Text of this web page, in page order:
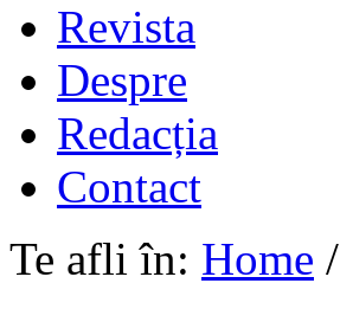
Revista
Despre
Redacția
Contact
Te afli în: Home /